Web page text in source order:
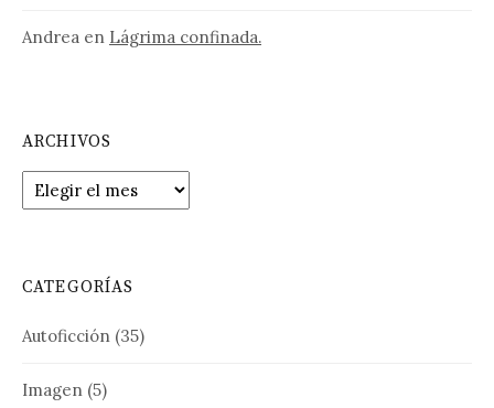
Andrea en Lágrima confinada.
ARCHIVOS
Archivos
CATEGORÍAS
Autoficción (35)
Imagen (5)